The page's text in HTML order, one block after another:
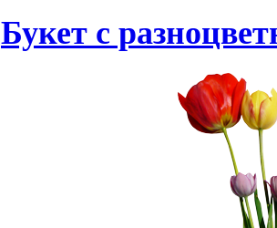
Букет с